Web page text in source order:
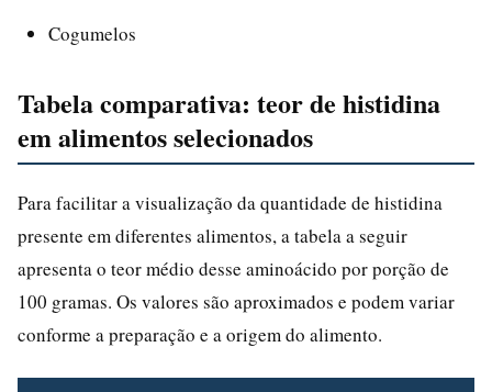
Cogumelos
Tabela comparativa: teor de histidina
em alimentos selecionados
Para facilitar a visualização da quantidade de histidina
presente em diferentes alimentos, a tabela a seguir
apresenta o teor médio desse aminoácido por porção de
100 gramas. Os valores são aproximados e podem variar
conforme a preparação e a origem do alimento.